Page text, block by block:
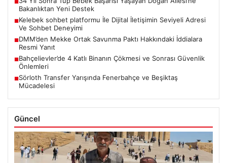
■
Bakanlıktan Yeni Destek
■Kelebek sohbet platformu İle Dijital İletişimin Seviyeli Adresi
Ve Sohbet Deneyimi
■DMM’den Mekke Ortak Savunma Paktı Hakkındaki İddialara
Resmi Yanıt
■Bahçelievler’de 4 Katlı Binanın Çökmesi ve Sonrası Güvenlik
Önlemleri
■Sörloth Transfer Yarışında Fenerbahçe ve Beşiktaş
Mücadelesi
Güncel